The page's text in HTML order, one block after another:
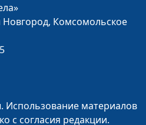
сопровождение)
Комсомольское
материалов
с согласия редакции.